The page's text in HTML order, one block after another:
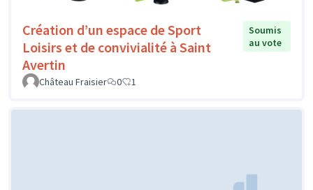
Création d’un espace de Sport
Loisirs et de convivialité à Saint
Avertin
Soumis
au vote
Château Fraisier 0 1